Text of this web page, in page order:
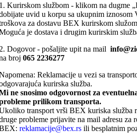
Kurirskom službom - klikom na dugme
uvid u korpu sa ukupnim iznosom
za dostavu BEX kurirskom
je dostava i drugim kurirskim
Dogovor - pošaljite upit na mail
broj 065 2236277
Reklamacije u vezi sa
kurirska služba.
ne snosimo odgovornost za
prilikom transporta.
transport vrši BEX kuriska služba
probleme prijavite na mail adresu za
reklamacije@bex.rs ili besplatnim